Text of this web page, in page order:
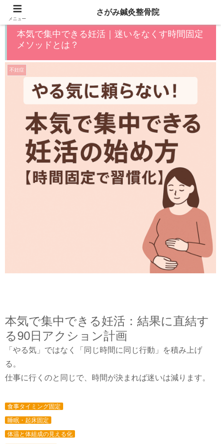
本気で集中できる妊活｜迷いをなくす時間固定
メソッドとは？
不妊症
本気で集中できる妊活：結果に直結す
る90日アクション計画
「やる気」ではなく「同じ時間に同じ行動」を積み上げ
る。
仕事に行くのと同じで、時間が決まれば迷いは減ります。
食事タイミング固定
睡眠・起床固定
体温と体組成の見える化
メニュー
さがみ鍼灸整骨院